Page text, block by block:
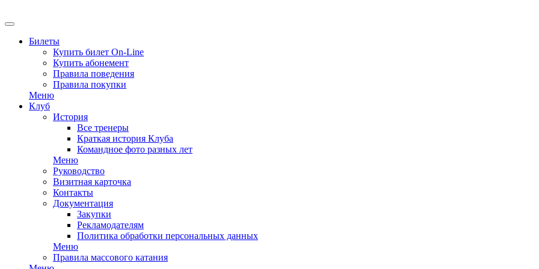
Билеты
Купить билет On-Line
Купить абонемент
Правила поведения
Правила покупки
Меню
Клуб
История
Все тренеры
Краткая история Клуба
Командное фото разных лет
Меню
Руководство
Визитная карточка
Контакты
Документация
Закупки
Рекламодателям
Политика обработки персональных данных
Меню
Правила массового катания